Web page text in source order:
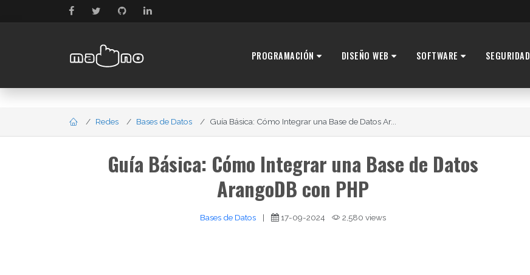
PROGRAMACIÓN DISEÑO WEB SOFTWARE SEGURIDAD
Redes Bases de Datos Guía Básica: Cómo Integrar una Base de Datos Ar...
Guía Básica: Cómo Integrar una Base de Datos
ArangoDB con PHP
Bases de Datos | 17-09-2024 2,580 views